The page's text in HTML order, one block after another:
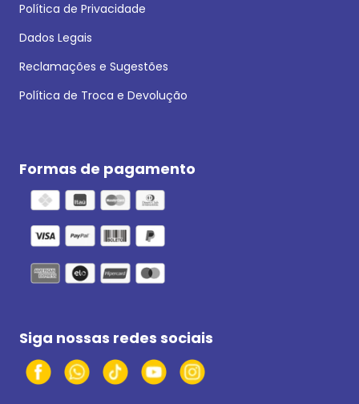
Política de Privacidade
Dados Legais
Reclamações e Sugestões
Política de Troca e Devolução
Formas de pagamento
Siga nossas redes sociais